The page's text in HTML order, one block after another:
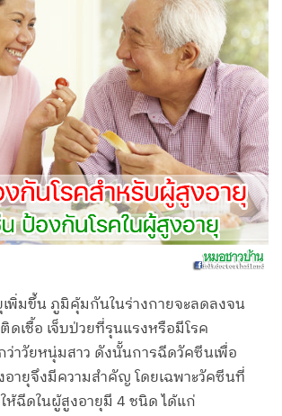
พิ่มขึ้น ภูมิคุ้มกันในร่างกายจะลดลงจน
ดเชื้อ เจ็บป่วยที่รุนแรงหรือมีโรค
าวัยหนุ่มสาว ดังนั้นการฉีดวัคซีนเพื่อ
ายุจึงมีความสำคัญ โดยเฉพาะวัคซีนที่
ห้ฉีดในผู้สูงอายุมี 4 ชนิด ได้แก่